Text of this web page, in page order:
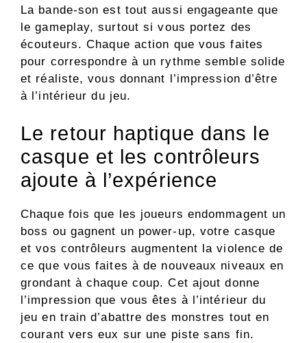
La bande-son est tout aussi engageante que
le gameplay, surtout si vous portez des
écouteurs. Chaque action que vous faites
pour correspondre à un rythme semble solide
et réaliste, vous donnant l’impression d’être
à l’intérieur du jeu.
Le retour haptique dans le
casque et les contrôleurs
ajoute à l’expérience
Chaque fois que les joueurs endommagent un
boss ou gagnent un power-up, votre casque
et vos contrôleurs augmentent la violence de
ce que vous faites à de nouveaux niveaux en
grondant à chaque coup. Cet ajout donne
l’impression que vous êtes à l’intérieur du
jeu en train d’abattre des monstres tout en
courant vers eux sur une piste sans fin.